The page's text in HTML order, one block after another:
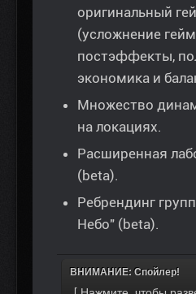
оригинальный
(усложнение
постэффекты,
экономика и
Множество
на локациях.
Расширенная
(beta).
Ребрендинг
Небо" (beta).
ВНИМАНИЕ: Спойлер!